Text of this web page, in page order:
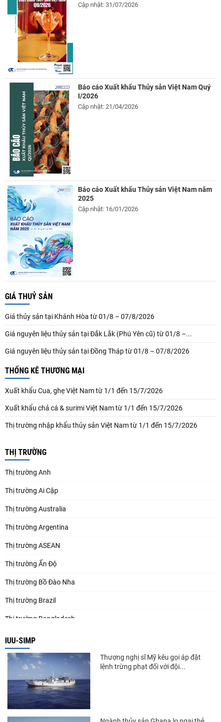
Cập nhật: 31/07/2026
Báo cáo Xuất khẩu Thủy sản Việt Nam Quý
I/2026
Cập nhật: 21/04/2026
Báo cáo Xuất khẩu Thủy sản Việt Nam năm
2025
Cập nhật: 16/01/2026
GIÁ THUỶ SẢN
Giá thủy sản tại Khánh Hòa từ 01/8 – 07/8/2026
Giá nguyên liệu thủy sản tại Đắk Lắk (Phú Yên cũ) từ 01/8 –...
Giá nguyên liệu thủy sản tại Đồng Tháp từ 01/8 – 07/8/2026
THỐNG KÊ THƯƠNG MẠI
Xuất khẩu Cua, ghẹ Việt Nam từ 1/1 đến 15/7/2026
Xuất khẩu chả cá & surimi Việt Nam từ 1/1 đến 15/7/2026
Thị trường nhập khẩu thủy sản Việt Nam từ 1/1 đến 15/7/2026
THỊ TRƯỜNG
Thị trường Anh
Thị trường Ai Cập
Thị trường Australia
Thị trường Argentina
Thị trường ASEAN
Thị trường Ấn Độ
Thị trường Bồ Đào Nha
Thị trường Brazil
Thị trường Bangladesh
Thị trường Chile
Thị trường Canada
Thị trường Ecuador
Thị trường EU
Thị trường Indonesia
IUU-SIMP
Thượng nghị sĩ Mỹ kêu gọi áp đặt
lệnh trừng phạt đối với đội...